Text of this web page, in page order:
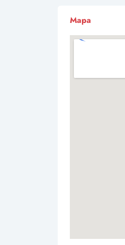
Mapa